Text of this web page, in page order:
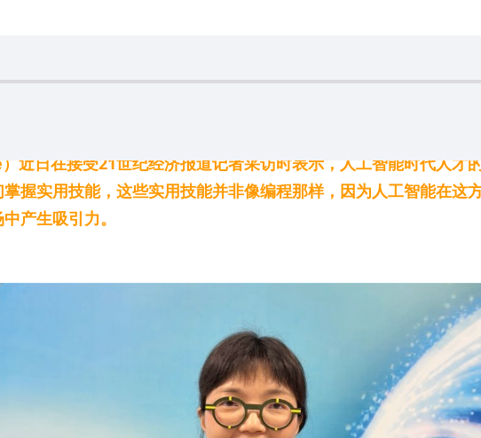
日在接受21世纪经济报道记者采访时表示，人工智能时代人才
握实用技能，这些实用技能并非像编程那样，因为人工智能在
产生吸引力。